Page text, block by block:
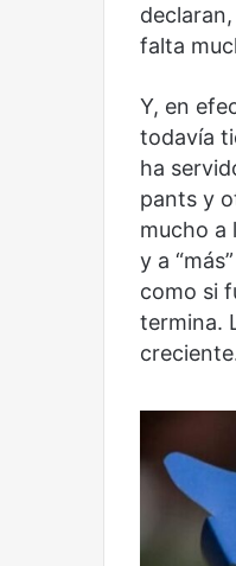
falta
Y, en
todavía
ha
pants y
mucho a
y a
como si
termina.